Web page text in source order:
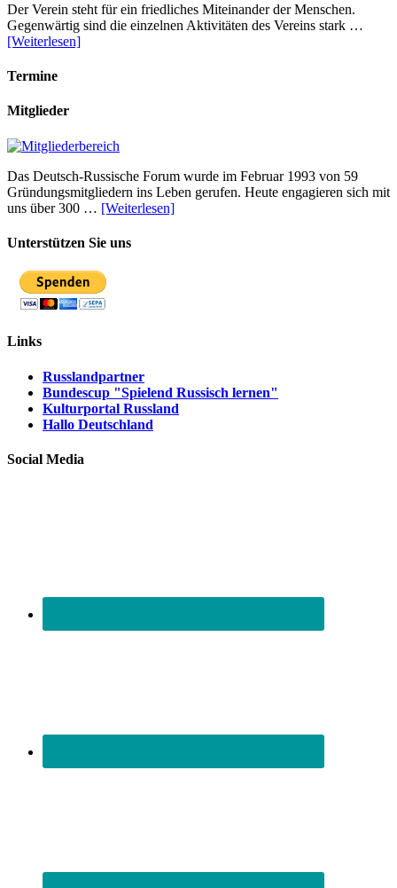
Der Verein steht für ein friedliches Miteinander der Menschen.
Gegenwärtig sind die einzelnen Aktivitäten des Vereins stark …
[Weiterlesen]
Termine
Mitglieder
Das Deutsch-Russische Forum wurde im Februar 1993 von 59
Gründungsmitgliedern ins Leben gerufen. Heute engagieren sich mit
uns über 300 … [Weiterlesen]
Unterstützen Sie uns
Links
Russlandpartner
Bundescup "Spielend Russisch lernen"
Kulturportal Russland
Hallo Deutschland
Social Media